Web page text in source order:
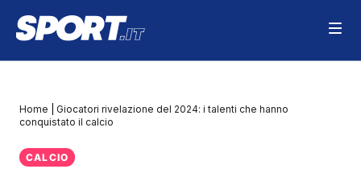
Home
Giocatori rivelazione del 2024: i talenti che hanno
conquistato il calcio
CALCIO